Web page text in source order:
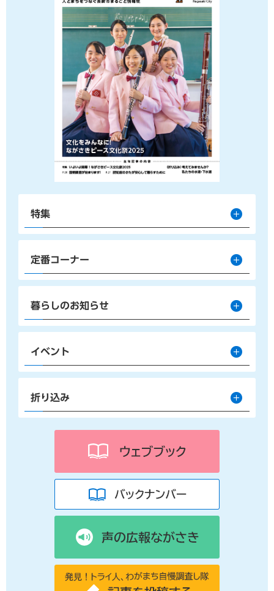
特集
定番コーナー
暮らしのお知らせ
イベント
折り込み